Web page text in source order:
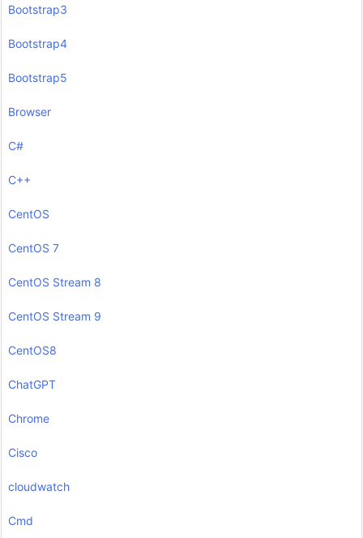
Bootstrap3
Bootstrap4
Bootstrap5
Browser
C#
C++
CentOS
CentOS 7
CentOS Stream 8
CentOS Stream 9
CentOS8
ChatGPT
Chrome
Cisco
cloudwatch
Cmd